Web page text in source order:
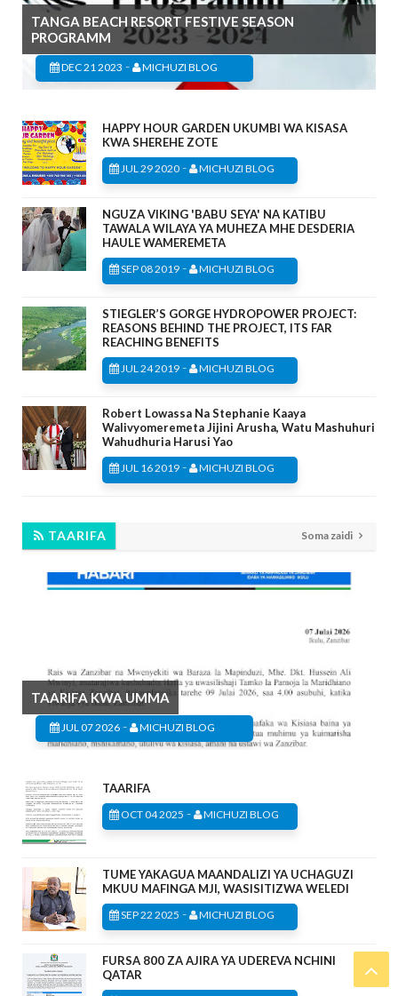
TANGA BEACH RESORT FESTIVE SEASON
PROGRAMM
DEC 21 2023 - MICHUZI BLOG
HAPPY HOUR GARDEN UKUMBI WA KISASA
KWA SHEREHE ZOTE
JUL 29 2020 - MICHUZI BLOG
NGUZA VIKING 'BABU SEYA' NA KATIBU
TAWALA WILAYA YA MUHEZA MHE DESDERIA
HAULE WAMEREMETA
SEP 08 2019 - MICHUZI BLOG
STIEGLER’S GORGE HYDROPOWER PROJECT:
REASONS BEHIND THE PROJECT, ITS FAR
REACHING BENEFITS
JUL 24 2019 - MICHUZI BLOG
Robert Lowassa Na Stephanie Kaaya
Walivyomeremeta Jijini Arusha, Watu Mashuhuri
Wahudhuria Harusi Yao
JUL 16 2019 - MICHUZI BLOG
TAARIFA Soma zaidi
TAARIFA KWA UMMA
JUL 07 2026 - MICHUZI BLOG
TAARIFA
OCT 04 2025 - MICHUZI BLOG
TUME YAKAGUA MAANDALIZI YA UCHAGUZI
MKUU MAFINGA MJI, WASISITIZWA WELEDI
SEP 22 2025 - MICHUZI BLOG
FURSA 800 ZA AJIRA YA UDEREVA NCHINI
QATAR